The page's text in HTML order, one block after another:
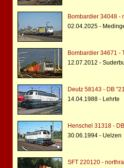
Bombardier 34048 -
02.04.2025 -
Bombardier 34671 -
12.07.2012 -
Deutz 58143 - DB
14.04.1988 - Lehrte
Henschel 31318 -
30.06.1994 - Uelzen
SFT 220120 -